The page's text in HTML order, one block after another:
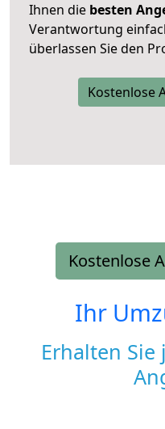
Ihnen die besten
Verantwortung
überlassen Sie den
Kostenlose
Kostenlose
Ihr
Erhalten